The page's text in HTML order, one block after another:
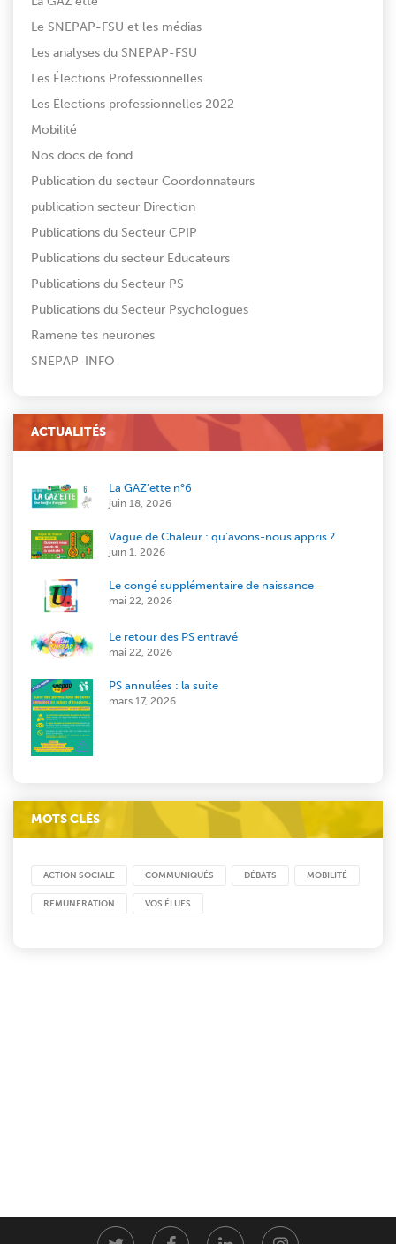
Le SNEPAP-FSU et les médias
Les analyses du SNEPAP-FSU
Les Élections Professionnelles
Les Élections professionnelles 2022
Mobilité
Nos docs de fond
Publication du secteur Coordonnateurs
publication secteur Direction
Publications du Secteur CPIP
Publications du secteur Educateurs
Publications du Secteur PS
Publications du Secteur Psychologues
Ramene tes neurones
SNEPAP-INFO
ACTUALITÉS
La GAZ’ette n°6
juin 18, 2026
Vague de Chaleur : qu’avons-nous appris ?
juin 1, 2026
Le congé supplémentaire de naissance
mai 22, 2026
Le retour des PS entravé
mai 22, 2026
PS annulées : la suite
mars 17, 2026
MOTS CLÉS
ACTION SOCIALE COMMUNIQUÉS DÉBATS MOBILITÉ
REMUNERATION VOS ÉLUES